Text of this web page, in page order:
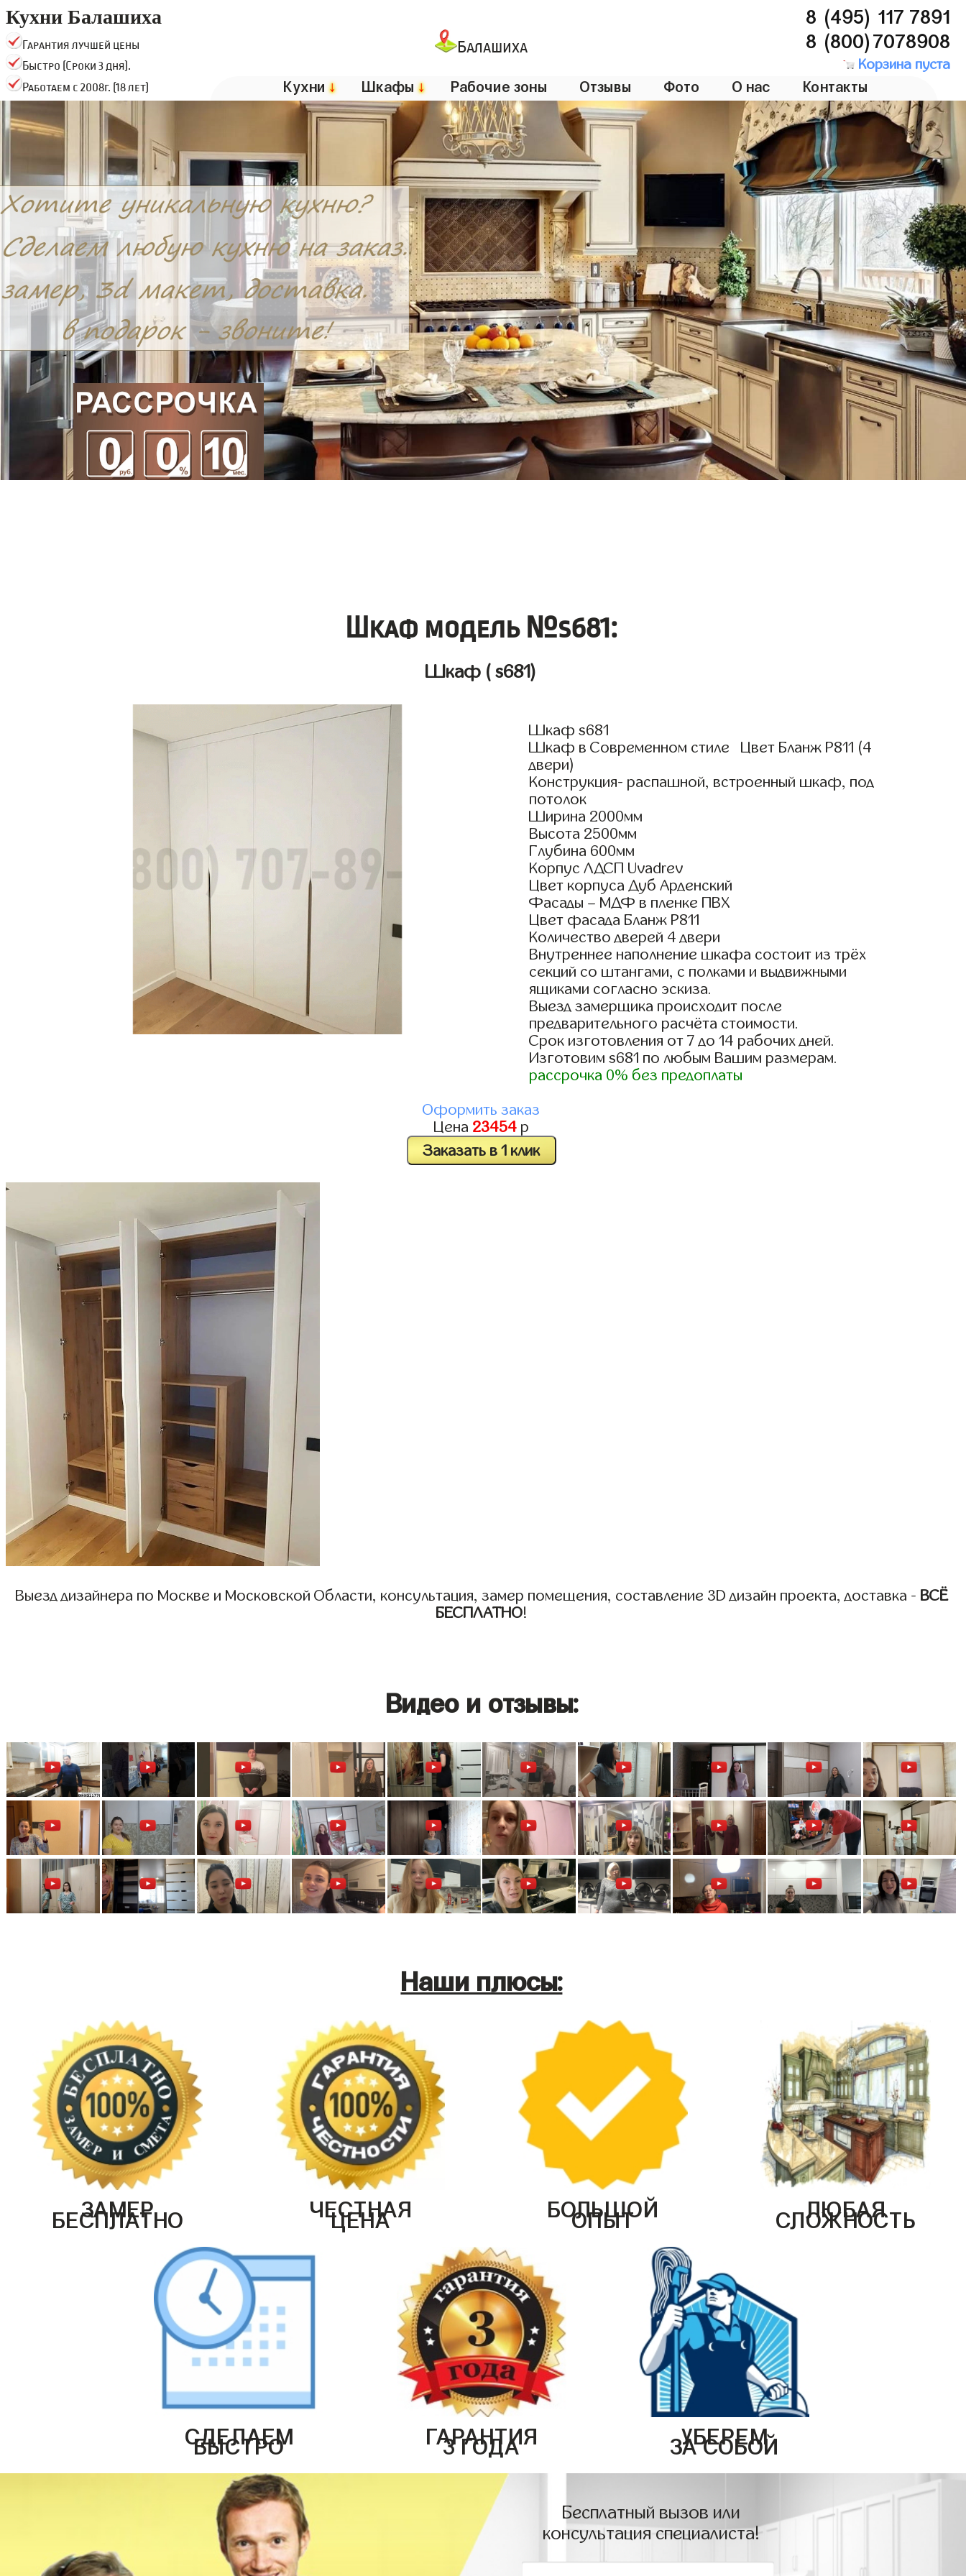
Кухни Балашиха
Гарантия лучшей цены
Быстро (Сроки 3 дня).
Работаем с 2008г. (18 лет)
Балашиха
8 (495) 117 7891
8 (800)7078908
Корзина пуста
Кухни↓ Шкафы↓ Рабочие зоны Отзывы Фото О нас Контакты
Шкаф модель №s681:
Шкаф ( s681)
Шкаф s681
Шкаф в Современном стиле Цвет Бланж Р811 (4
двери)
Конструкция- распашной, встроенный шкаф, под
потолок
Ширина 2000мм
Высота 2500мм
Глубина 600мм
Корпус ЛДСП Uvadrev
Цвет корпуса Дуб Арденский
Фасады – МДФ в пленке ПВХ
Цвет фасада Бланж Р811
Количество дверей 4 двери
Внутреннее наполнение шкафа состоит из трёх
секций со штангами, с полками и выдвижными
ящиками согласно эскиза.
Выезд замерщика происходит после
предварительного расчёта стоимости.
Срок изготовления от 7 до 14 рабочих дней.
Изготовим s681 по любым Вашим размерам.
рассрочка 0% без предоплаты
Оформить заказ
Цена 23454 р
Заказать в 1 клик
Выезд дизайнера по Москве и Московской Области, консультация, замер помещения, составление 3D дизайн проекта, доставка - ВСЁ
БЕСПЛАТНО!
Видео и отзывы:
Наши плюсы:
ЗАМЕР
БЕСПЛАТНО ЧЕСТНАЯ
ЦЕНА БОЛЬШОЙ
ОПЫТ ЛЮБАЯ
СЛОЖНОСТЬ
СДЕЛАЕМ
БЫСТРО ГАРАНТИЯ
3 ГОДА УБЕРЕМ
ЗА СОБОЙ
Бесплатный вызов или
консультация специалиста!